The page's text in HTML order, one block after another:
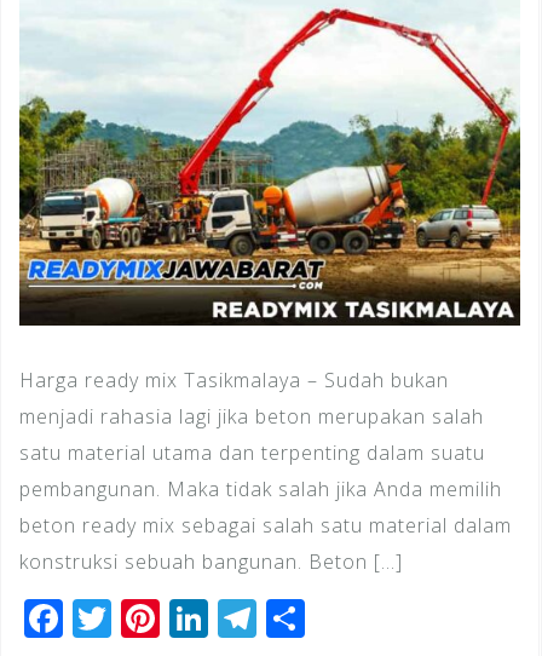
Harga ready mix Tasikmalaya – Sudah bukan
menjadi rahasia lagi jika beton merupakan salah
satu material utama dan terpenting dalam suatu
pembangunan. Maka tidak salah jika Anda memilih
beton ready mix sebagai salah satu material dalam
konstruksi sebuah bangunan. Beton […]
F T Pi Li T